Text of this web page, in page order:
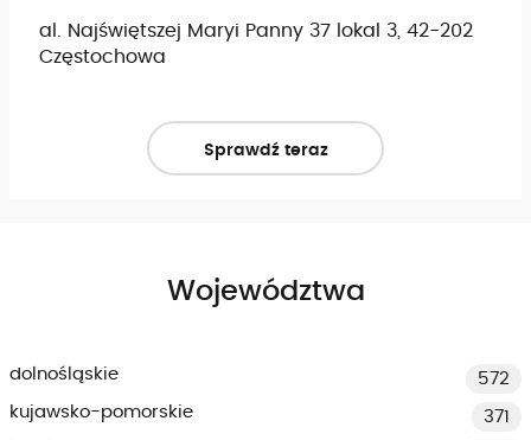
al. Najświętszej Maryi Panny 37 lokal 3, 42-202
Częstochowa
Sprawdź teraz
Województwa
dolnośląskie
572
kujawsko-pomorskie
371